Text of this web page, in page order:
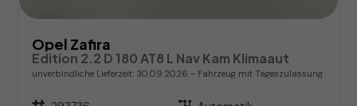
Opel Zafira
Edition 2.2 D 180 AT8 L Nav Kam Klimaaut
unverbindliche Lieferzeit: 30.09.2026 Fahrzeug mit Tageszulassung